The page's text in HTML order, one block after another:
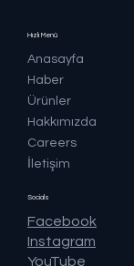
Hızlı Menü
Anasayfa
Haber
Ürünler
Hakkımızda
Careers
İletişim
Socials
Facebook
Instagram
YouTube